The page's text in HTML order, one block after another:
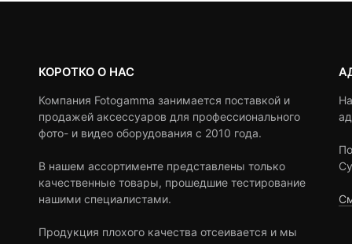
КОРОТКО О НАС
Компания Fotogamma занимается поставкой и
продажей аксессуаров для профессионального
фото- и видео оборудования с 2010 года.
В нашем ассортименте представлены только
качественные товары, прошедшие тестирование
нашими специалистами.
Продукция плохого качества отсеивается и мы